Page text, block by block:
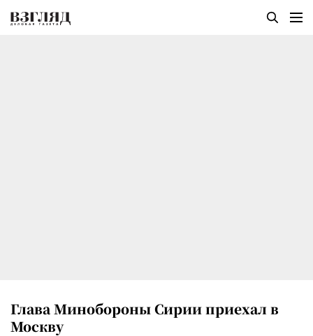
Глава Минобороны Сирии приехал в
Москву